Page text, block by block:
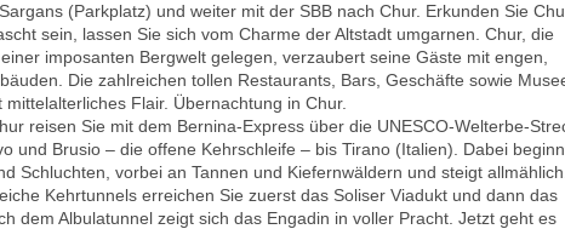
(Parkplatz) und weiter mit der SBB nach Chur. Erkunden Sie
sein, lassen Sie sich vom Charme der Altstadt umgarnen. Chur, die
imposanten Bergwelt gelegen, verzaubert seine Gäste mit engen,
Die zahlreichen tollen Restaurants, Bars, Geschäfte sowie
Flair. Übernachtung in Chur.
reisen Sie mit dem Bernina-Express über die UNESCO-Welterbe-
und Brusio – die offene Kehrschleife – bis Tirano (Italien). Dabei
Schluchten, vorbei an Tannen und Kiefernwäldern und steigt
Kehrtunnels erreichen Sie zuerst das Soliser Viadukt und dann das
dem Albulatunnel zeigt sich das Engadin in voller Pracht. Jetzt geht es